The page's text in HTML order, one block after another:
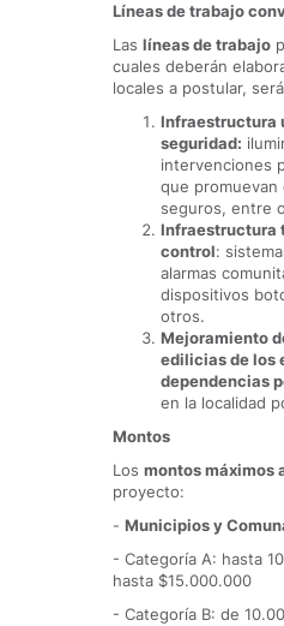
Líneas de trabajo
Las líneas de trabajo
cuales deberán
locales a postular,
Infraestructura
seguridad:
intervenciones
que promuevan
seguros, entre
Infraestructura
control:
alarmas
dispositivos
otros.
Mejoramiento
edilicias de los
dependencias
en la localidad
Montos
Los montos máximos
proyecto:
- Municipios y
- Categoría A: hasta
hasta $15.000.000
- Categoría B: de